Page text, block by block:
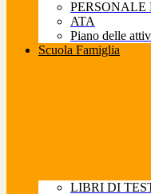
PERSONALE
ATA
Piano delle
Scuola Famiglia
LIBRI DI